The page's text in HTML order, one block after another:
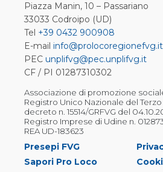
Piazza Manin, 10 – Passariano
33033 Codroipo (UD)
Tel +39 0432 900908
E-mail info@prolocoregionefvg.it
PEC unplifvg@pec.unplifvg.it
CF / PI 01287310302
Associazione di promozione
Registro Unico Nazionale del
decreto n. 15514/GRFVG del
Registro Imprese di Udine n.
REA UD-183623
Presepi FVG
Sapori Pro Loco